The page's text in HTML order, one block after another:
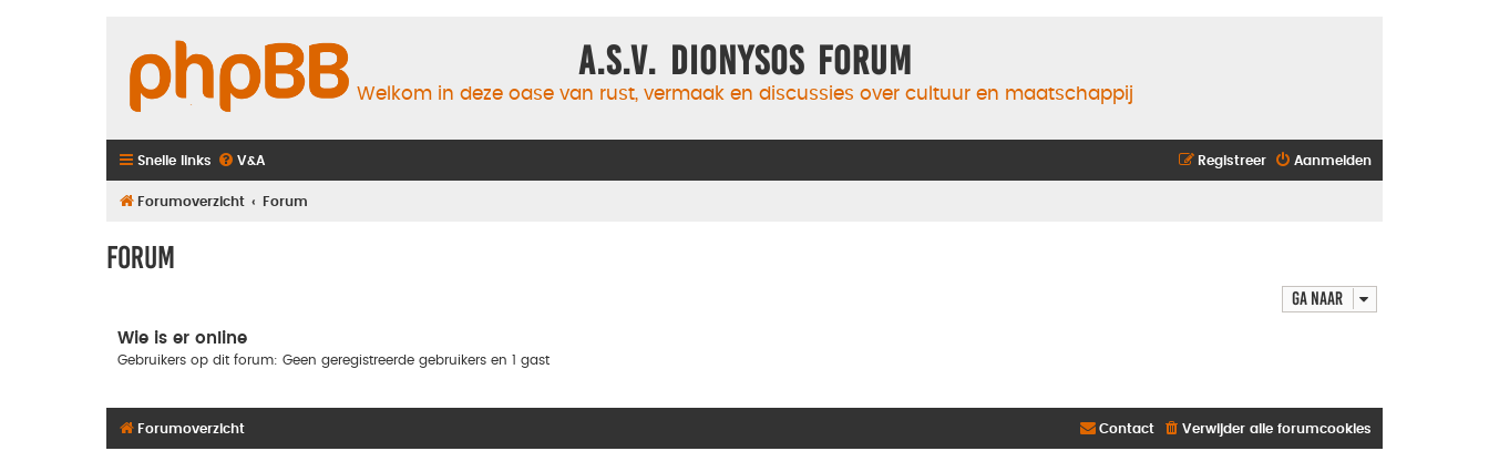
A.S.V. Dionysos Forum
Welkom in deze oase van rust, vermaak en discussies over cultuur en maatschappij
Snelle links V&A Aanmelden
Registreer
Forumoverzicht Forum
Forum
Ga naar
Wie is er online
Gebruikers op dit forum: Geen geregistreerde gebruikers en 1 gast
Forumoverzicht Verwijder alle forumcookies
Contact